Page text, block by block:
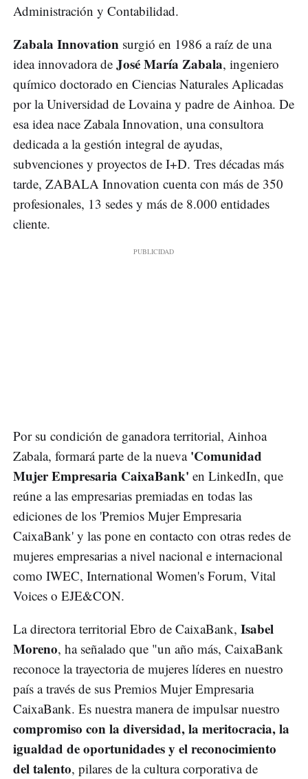
Administración y Contabilidad.
Zabala Innovation surgió en 1986 a raíz de una
idea innovadora de José María Zabala, ingeniero
químico doctorado en Ciencias Naturales Aplicadas
por la Universidad de Lovaina y padre de Ainhoa. De
esa idea nace Zabala Innovation, una consultora
dedicada a la gestión integral de ayudas,
subvenciones y proyectos de I+D. Tres décadas más
tarde, ZABALA Innovation cuenta con más de 350
profesionales, 13 sedes y más de 8.000 entidades
cliente.
Por su condición de ganadora territorial, Ainhoa
Zabala, formará parte de la nueva 'Comunidad
Mujer Empresaria CaixaBank' en LinkedIn, que
reúne a las empresarias premiadas en todas las
ediciones de los 'Premios Mujer Empresaria
CaixaBank' y las pone en contacto con otras redes de
mujeres empresarias a nivel nacional e internacional
como IWEC, International Women's Forum, Vital
Voices o EJE&CON.
La directora territorial Ebro de CaixaBank, Isabel
Moreno, ha señalado que "un año más, CaixaBank
reconoce la trayectoria de mujeres líderes en nuestro
país a través de sus Premios Mujer Empresaria
CaixaBank. Es nuestra manera de impulsar nuestro
compromiso con la diversidad, la meritocracia, la
igualdad de oportunidades y el reconocimiento
del talento, pilares de la cultura corporativa de